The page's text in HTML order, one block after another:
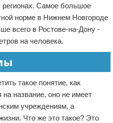
Самое большое
норме в Нижнем Новгороде
всего в Ростове-на-Дону -
на человека.
такое понятие, как
название, оно не имеет
учреждениям, а
Что же это такое? Это